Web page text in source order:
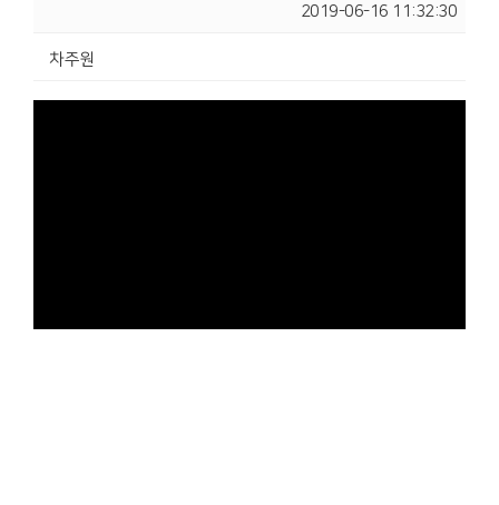
2019-06-16 11:32:30
차주원